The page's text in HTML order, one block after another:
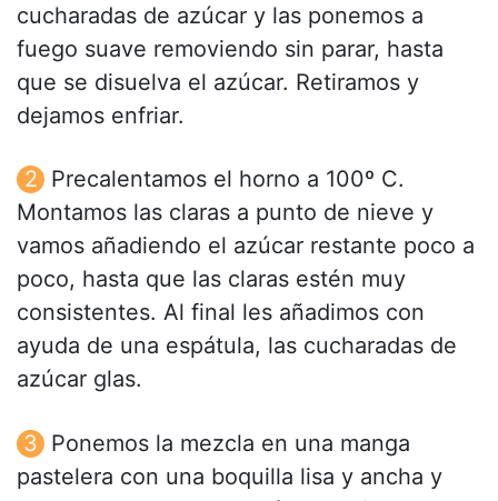
cucharadas de azúcar y las ponemos a
fuego suave removiendo sin parar, hasta
que se disuelva el azúcar. Retiramos y
dejamos enfriar.
Precalentamos el horno a 100º C.
Montamos las claras a punto de nieve y
vamos añadiendo el azúcar restante poco a
poco, hasta que las claras estén muy
consistentes. Al final les añadimos con
ayuda de una espátula, las cucharadas de
azúcar glas.
Ponemos la mezcla en una manga
pastelera con una boquilla lisa y ancha y